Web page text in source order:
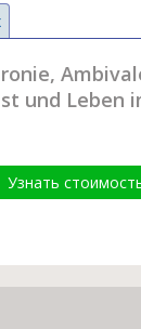
und Leben
Узнать